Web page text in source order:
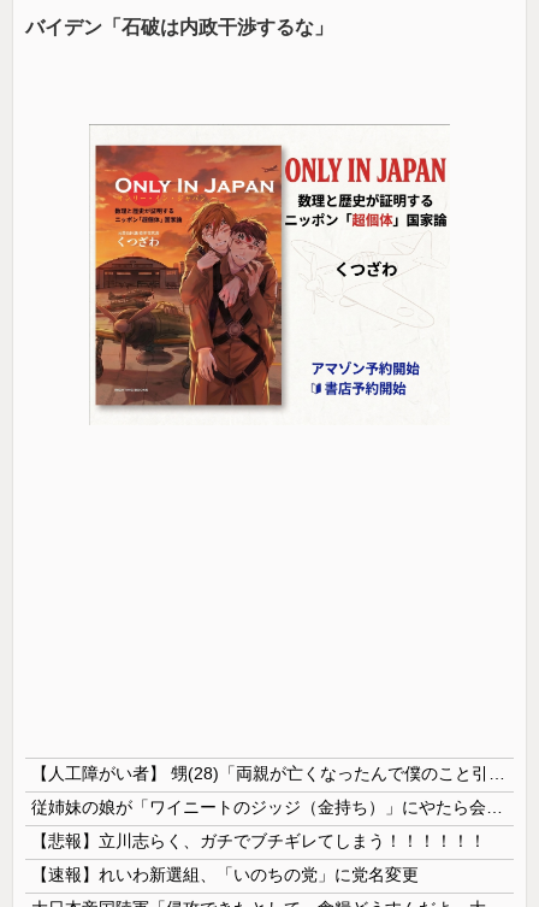
バイデン「石破は内政干渉するな」
【悲報】立川志らく、ガチでブチギレてしまう！！！！！！
【速報】れいわ新選組、「いのちの党」に党名変更